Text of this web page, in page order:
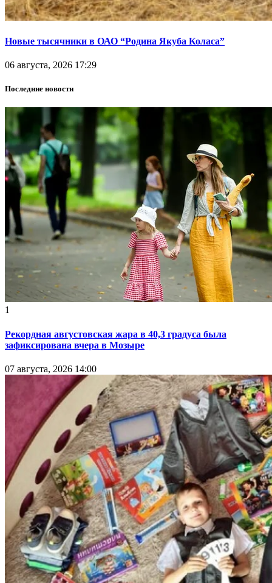
Новые тысячники в ОАО “Родина Якуба Коласа”
06 августа, 2026 17:29
Последние новости
1
Рекордная августовская жара в 40,3 градуса была
зафиксирована вчера в Мозыре
07 августа, 2026 14:00